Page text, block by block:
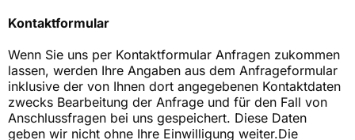
Kontaktformular
Wenn Sie uns per Kontaktformular Anfragen zukommen
lassen, werden Ihre Angaben aus dem Anfrageformular
inklusive der von Ihnen dort angegebenen Kontaktdaten
zwecks Bearbeitung der Anfrage und für den Fall von
Anschlussfragen bei uns gespeichert. Diese Daten
geben wir nicht ohne Ihre Einwilligung weiter.Die